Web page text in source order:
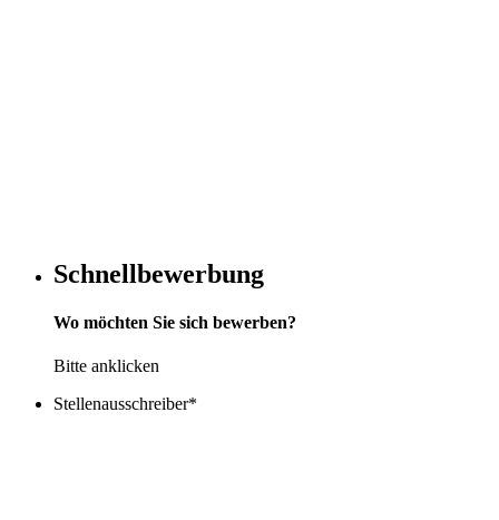
Schnellbewerbung
Wo möchten Sie sich bewerben?
Bitte anklicken
Stellenausschreiber*